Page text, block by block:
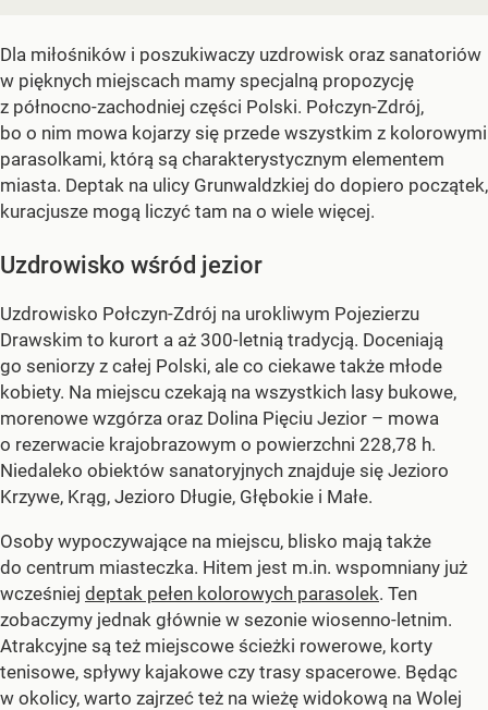
Dla miłośników i poszukiwaczy uzdrowisk oraz sanatoriów
w pięknych miejscach mamy specjalną propozycję
z północno-zachodniej części Polski. Połczyn-Zdrój,
bo o nim mowa kojarzy się przede wszystkim z kolorowymi
parasolkami, którą są charakterystycznym elementem
miasta. Deptak na ulicy Grunwaldzkiej do dopiero początek,
kuracjusze mogą liczyć tam na o wiele więcej.
Uzdrowisko wśród jezior
Uzdrowisko Połczyn-Zdrój na urokliwym Pojezierzu
Drawskim to kurort a aż 300-letnią tradycją. Doceniają
go seniorzy z całej Polski, ale co ciekawe także młode
kobiety. Na miejscu czekają na wszystkich lasy bukowe,
morenowe wzgórza oraz Dolina Pięciu Jezior – mowa
o rezerwacie krajobrazowym o powierzchni 228,78 h.
Niedaleko obiektów sanatoryjnych znajduje się Jezioro
Krzywe, Krąg, Jezioro Długie, Głębokie i Małe.
Osoby wypoczywające na miejscu, blisko mają także
do centrum miasteczka. Hitem jest m.in. wspomniany już
wcześniej deptak pełen kolorowych parasolek. Ten
zobaczymy jednak głównie w sezonie wiosenno-letnim.
Atrakcyjne są też miejscowe ścieżki rowerowe, korty
tenisowe, spływy kajakowe czy trasy spacerowe. Będąc
w okolicy, warto zajrzeć też na wieżę widokową na Wolej